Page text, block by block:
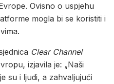
Ovisno o uspjehu
mogla bi se koristiti i
Clear Channel
izjavila je: „Naši
su i ljudi, a zahvaljujući